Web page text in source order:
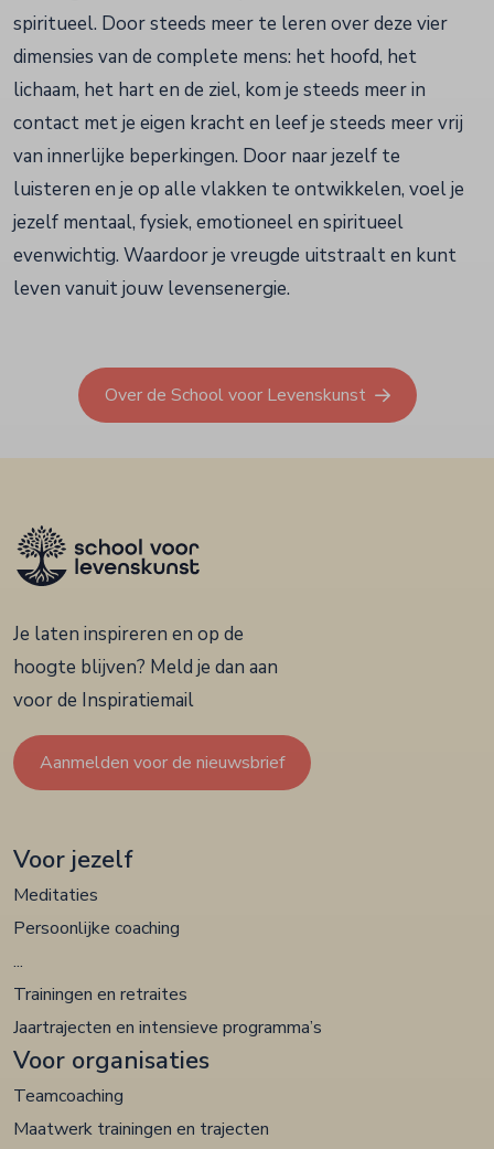
spiritueel. Door steeds meer te leren over deze vier
dimensies van de complete mens: het hoofd, het
lichaam, het hart en de ziel, kom je steeds meer in
contact met je eigen kracht en leef je steeds meer vrij
van innerlijke beperkingen. Door naar jezelf te
luisteren en je op alle vlakken te ontwikkelen, voel je
jezelf mentaal, fysiek, emotioneel en spiritueel
evenwichtig. Waardoor je vreugde uitstraalt en kunt
leven vanuit jouw levensenergie.
Over de School voor Levenskunst
Je laten inspireren en op de
hoogte blijven? Meld je dan aan
voor de Inspiratiemail
Aanmelden voor de nieuwsbrief
Voor jezelf
Meditaties
Persoonlijke coaching
...
Trainingen en retraites
Jaartrajecten en intensieve programma’s
Voor organisaties
Teamcoaching
Maatwerk trainingen en trajecten